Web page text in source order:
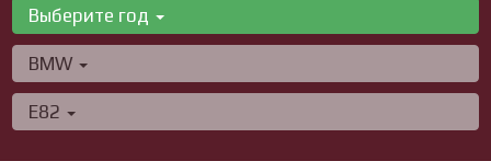
Выберите год
BMW
E82